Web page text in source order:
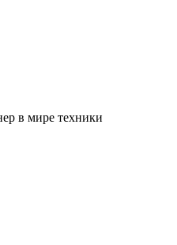
в мире техники